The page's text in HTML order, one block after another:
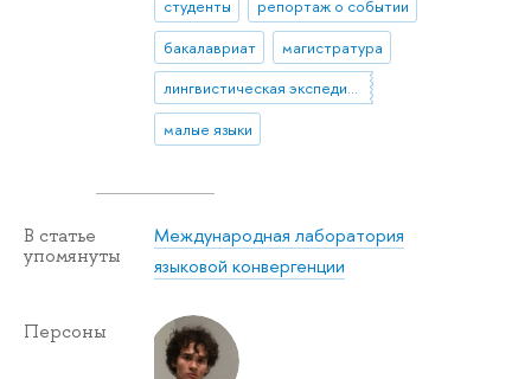
студенты
репортаж о событии
бакалавриат
магистратура
лингвистическая экспедиция
малые языки
В статье
упомянуты
Международная лаборатория
языковой конвергенции
Персоны